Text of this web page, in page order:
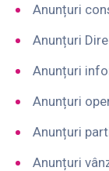
Anunțuri
Anunțuri
Anunțuri
Anunțuri
Anunțuri
Anunțuri